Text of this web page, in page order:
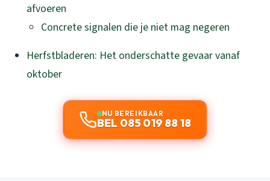
afvoeren
Concrete signalen die je niet mag negeren
Herfstbladeren: Het onderschatte gevaar vanaf
oktober
NU BEREIKBAAR
BEL 085 019 88 18